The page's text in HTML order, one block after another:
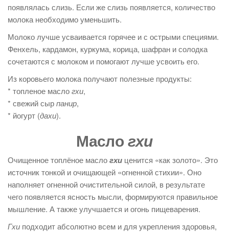
появлялась слизь. Если же слизь появляется, количество
молока необходимо уменьшить.
Молоко лучше усваивается горячее и с острыми специями.
Фенхель, кардамон, куркума, корица, шафран и солодка
сочетаются с молоком и помогают лучше усвоить его.
Из коровьего молока получают полезные продукты:
* топленое маслогхи,
* свежий сырпанир,
* йогурт (дахи).
Маслогхи
Очищенное топлёное маслогхи ценится «как золото». Это
источник тонкой и очищающей «огненной стихии». Оно
наполняет огненной очистительной силой, в результате
чего появляется ясность мысли, формируются правильное
мышление. А также улучшается и огонь пищеварения.
Гхи подходит абсолютно всем и для укрепления здоровья,